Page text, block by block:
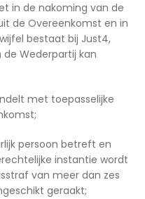
de nakoming van de
de Overeenkomst en in
bestaat bij Just4,
Wederpartij kan
met toepasselijke
persoon betreft en
instantie wordt
van meer dan zes
geraakt;